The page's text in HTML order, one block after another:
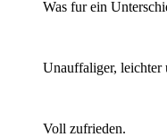
Was fur ein
Unauffaliger, leichter
Voll zufrieden.